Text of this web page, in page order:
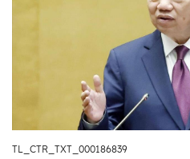
TL_CTR_TXT_000186839